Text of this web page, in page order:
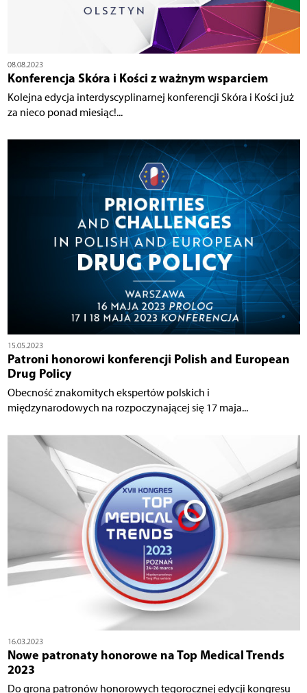
08.08.2023
Konferencja Skóra i Kości z ważnym wsparciem
Kolejna edycja interdyscyplinarnej konferencji Skóra i Kości już
za nieco ponad miesiąc!...
15.05.2023
Patroni honorowi konferencji Polish and European
Drug Policy
Obecność znakomitych ekspertów polskich i
międzynarodowych na rozpoczynającej się 17 maja...
16.03.2023
Nowe patronaty honorowe na Top Medical Trends
2023
Do grona patronów honorowych tegorocznej edycji kongresu